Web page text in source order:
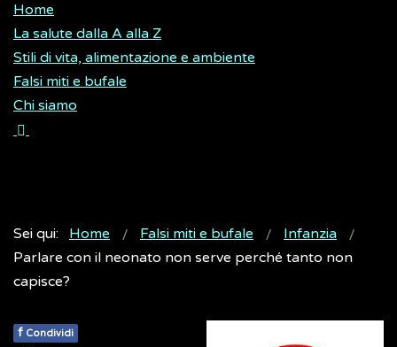
Home
La salute dalla A alla Z
Stili di vita, alimentazione e ambiente
Falsi miti e bufale
Chi siamo
Sei qui: Home Falsi miti e bufale
Infanzia
Parlare con il neonato non serve perché tanto non
capisce?
f Condividi